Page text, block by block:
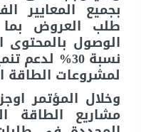
بجميع المعايير
طلب العروض
الوصول
نسبة 30%
لمشروعات الطاقة
وخلال المؤتمر
مشاريع الطاقة